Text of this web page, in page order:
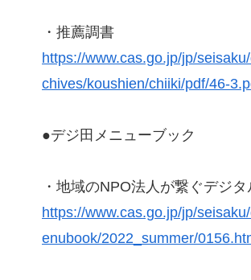
・推薦調書
https://www.cas.go.jp/jp/
chives/koushien/chiiki/pdf/46-
●デジ田メニューブック
・地域のNPO法人が繋ぐデジ
https://www.cas.go.jp/jp/
enubook/2022_summer/